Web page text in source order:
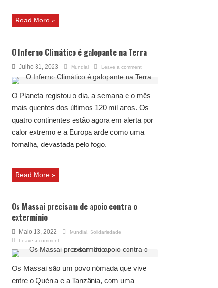
Read More »
O Inferno Climático é galopante na Terra
Julho 31, 2023 Mundial Leave a comment
O Planeta registou o dia, a semana e o mês
mais quentes dos últimos 120 mil anos. Os
quatro continentes estão agora em alerta por
calor extremo e a Europa arde como uma
fornalha, devastada pelo fogo.
Read More »
Os Massai precisam de apoio contra o
extermínio
Maio 13, 2022 Mundial Solidariedade
Leave a comment
Os Massai são um povo nómada que vive
entre o Quénia e a Tanzânia, com uma